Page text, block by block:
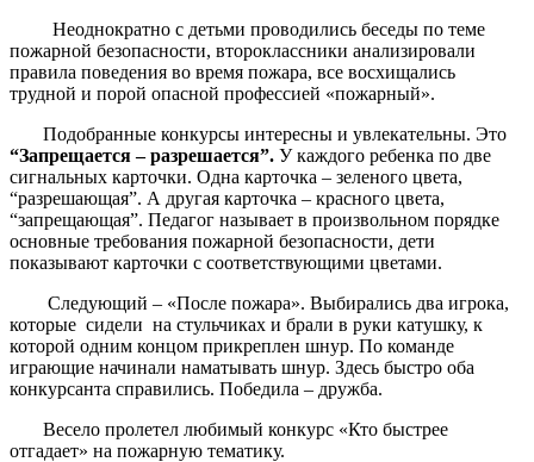
Неоднократно с детьми проводились беседы по теме
пожарной безопасности, второклассники анализировали
правила поведения во время пожара, все восхищались
трудной и порой опасной профессией «пожарный».
Подобранные конкурсы интересны и увлекательны. Это
“Запрещается – разрешается”. У каждого ребенка по две
сигнальных карточки. Одна карточка – зеленого цвета,
“разрешающая”. А другая карточка – красного цвета,
“запрещающая”. Педагог называет в произвольном порядке
основные требования пожарной безопасности, дети
показывают карточки с соответствующими цветами.
Следующий – «После пожара». Выбирались два игрока,
которые сидели на стульчиках и брали в руки катушку, к
которой одним концом прикреплен шнур. По команде
играющие начинали наматывать шнур. Здесь быстро оба
конкурсанта справились. Победила – дружба.
Весело пролетел любимый конкурс «Кто быстрее
отгадает» на пожарную тематику.